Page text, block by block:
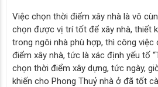
Việc chọn thời điểm xây nhà là vô
chọn được vị trí tốt để xây nhà, thiết
trong ngôi nhà phù hợp, thì công việc
điểm xây nhà, tức là xác định yếu tố
chọn thời điểm xây dựng, tức ngày,
khiến cho Phong Thuỷ nhà ở đã tốt